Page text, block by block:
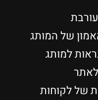
של המותג
למותג
לאתר
של לקוחות